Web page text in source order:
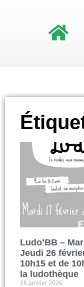
Ludo’BB –
Jeudi 26
10h15 et de
la ludothèque
26 janvier 2026